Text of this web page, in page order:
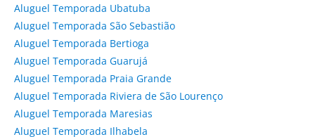
Aluguel Temporada Ubatuba
Aluguel Temporada São Sebastião
Aluguel Temporada Bertioga
Aluguel Temporada Guarujá
Aluguel Temporada Praia Grande
Aluguel Temporada Riviera de São Lourenço
Aluguel Temporada Maresias
Aluguel Temporada Ilhabela